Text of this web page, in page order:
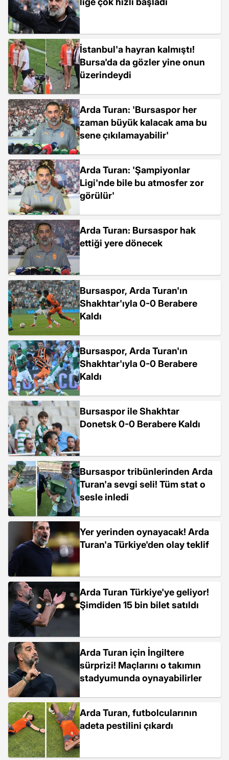
İstanbul'a hayran kalmıştı!
Bursa'da da gözler yine onun
üzerindeydi
Arda Turan: 'Bursaspor her
zaman büyük kalacak ama bu
sene çıkılamayabilir'
Arda Turan: 'Şampiyonlar
Ligi'nde bile bu atmosfer zor
görülür'
Arda Turan: Bursaspor hak
ettiği yere dönecek
Bursaspor, Arda Turan'ın
Shakhtar'ıyla 0-0 Berabere
Kaldı
Bursaspor, Arda Turan'ın
Shakhtar'ıyla 0-0 Berabere
Kaldı
Bursaspor ile Shakhtar
Donetsk 0-0 Berabere Kaldı
Bursaspor tribünlerinden Arda
Turan'a sevgi seli! Tüm stat o
sesle inledi
Yer yerinden oynayacak! Arda
Turan'a Türkiye'den olay teklif
Arda Turan Türkiye'ye geliyor!
Şimdiden 15 bin bilet satıldı
Arda Turan için İngiltere
sürprizi! Maçlarını o takımın
stadyumunda oynayabilirler
Arda Turan, futbolcularının
adeta pestilini çıkardı